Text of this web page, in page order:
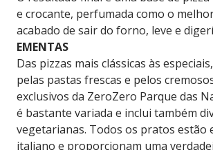
e crocante, perfumada como o
acabado de sair do forno, leve e
EMENTAS
Das pizzas mais clássicas às
pelas pastas frescas e pelos
exclusivos da ZeroZero Parque das
é bastante variada e inclui também
vegetarianas. Todos os pratos estão
italiano e proporcionam uma